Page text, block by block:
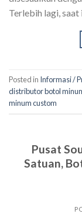
Terlebih lagi,
Posted in Informasi /
distributor botol
minum custom
Pusat
Satuan,